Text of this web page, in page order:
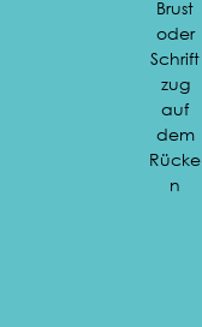
Brust
oder
Schrift
zug
auf
dem
Rücke
n